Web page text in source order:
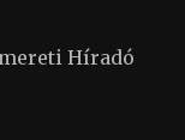
Híradó